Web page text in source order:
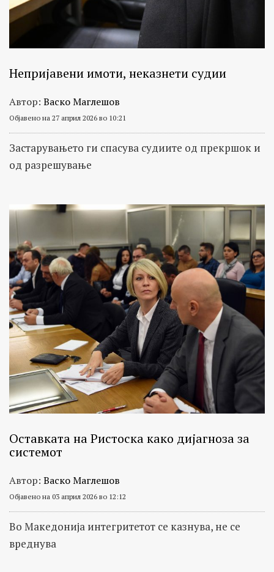
Непријавени имоти, неказнети судии
Автор: Васко Маглешов
Објавено на 27 април 2026 во 10:21
Застарувањето ги спасува судиите од прекршок и
од разрешување
Остaвката на Ристоска како дијагноза за
системот
Автор: Васко Маглешов
Објавено на 03 април 2026 во 12:12
Во Македонија интегритетот се казнува, не се
вреднува